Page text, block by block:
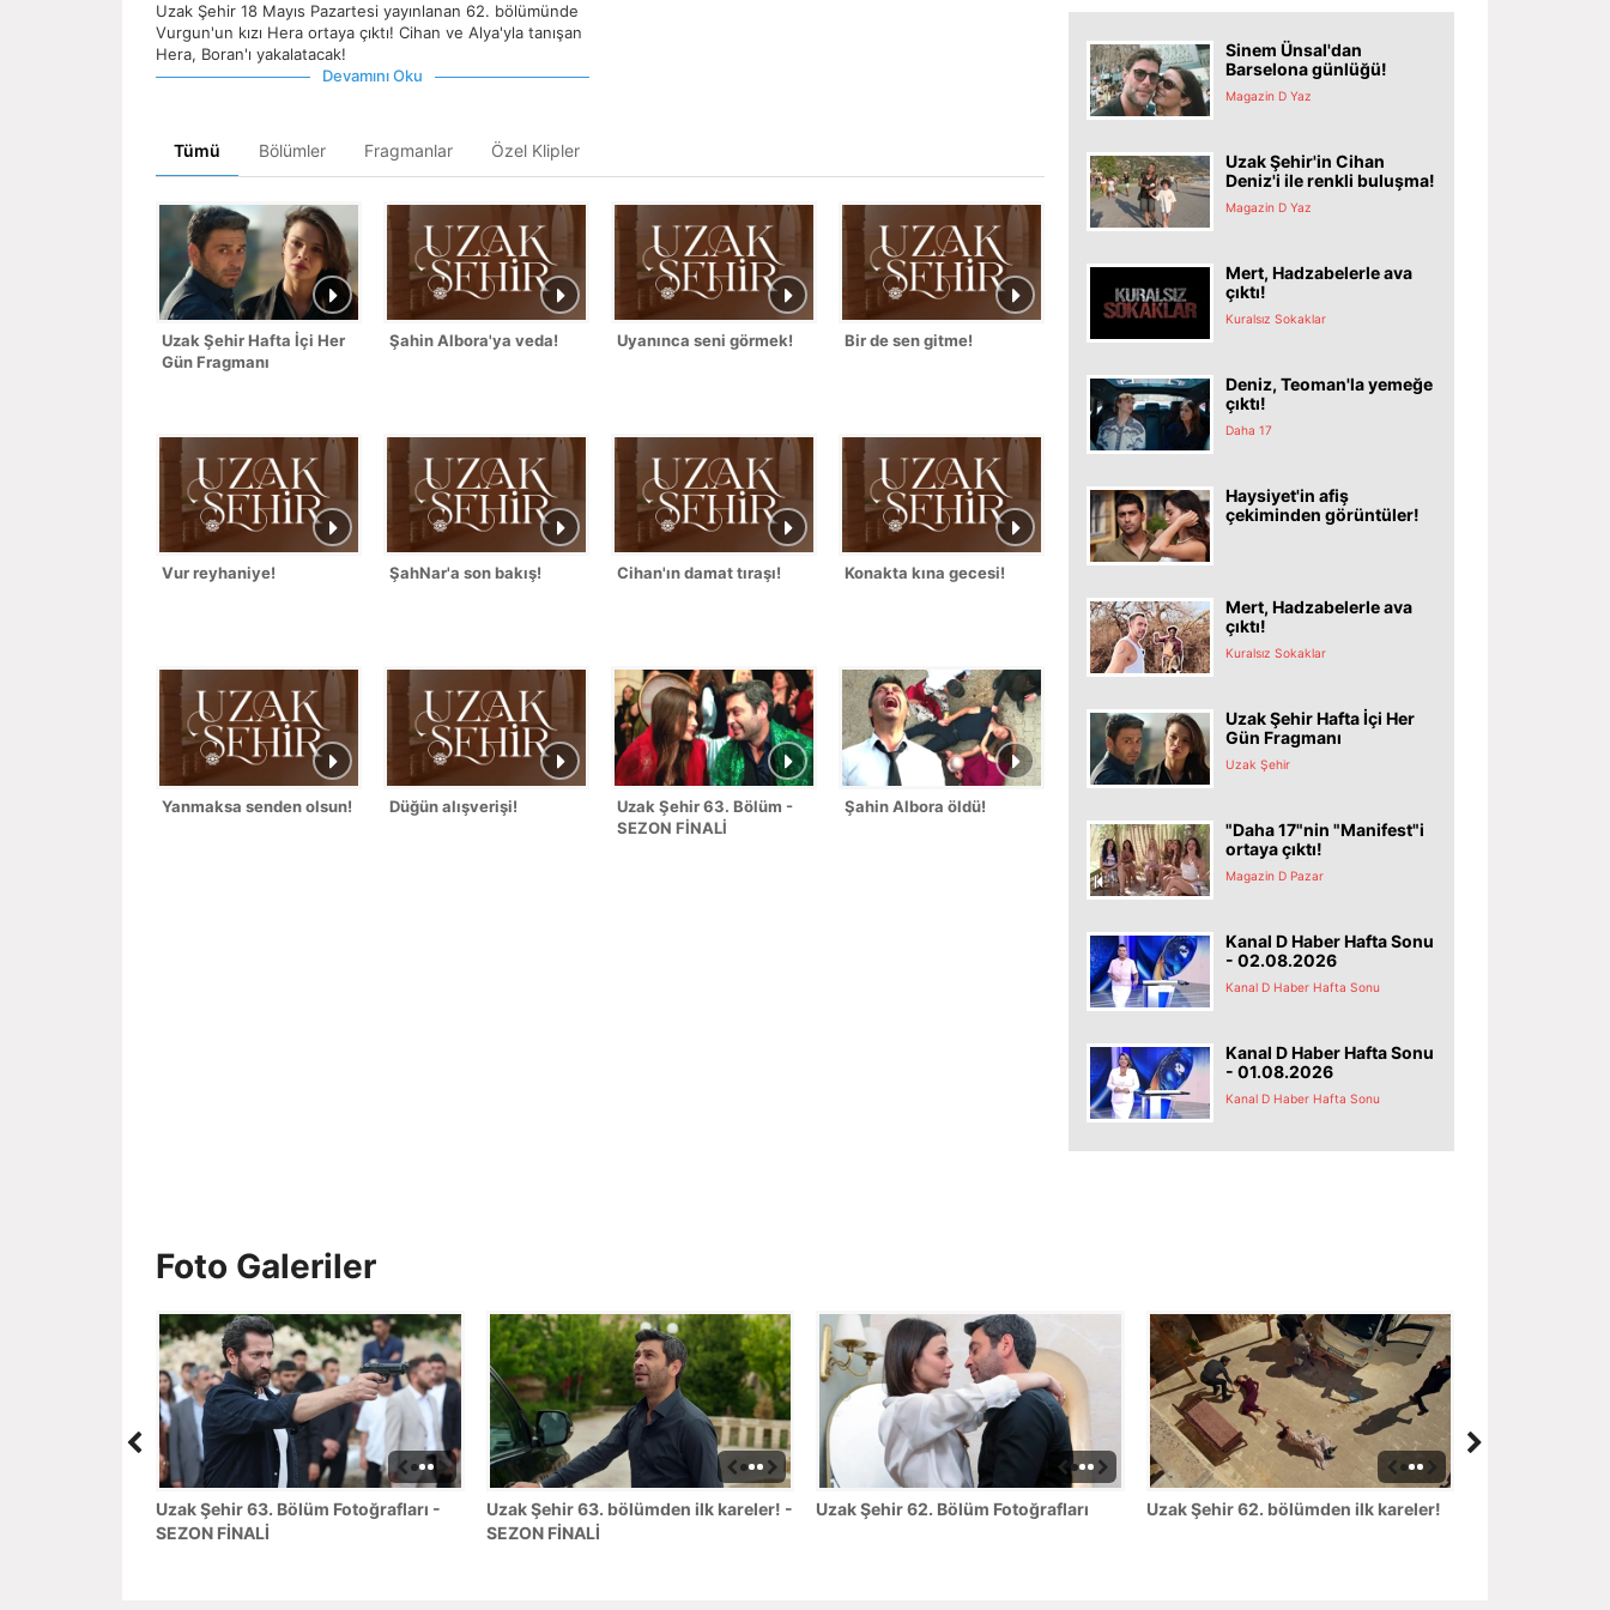
Uzak Şehir 18 Mayıs Pazartesi yayınlanan 62. bölümünde
Vurgun'un kızı Hera ortaya çıktı! Cihan ve Alya'yla tanışan
Hera, Boran'ı yakalatacak!
Devamını Oku
Tümü Bölümler Fragmanlar Özel Klipler
Uzak Şehir Hafta İçi Her
Gün Fragmanı
Şahin Albora'ya veda! Uyanınca seni görmek! Bir de sen gitme!
Vur reyhaniye! ŞahNar'a son bakış! Cihan'ın damat tıraşı! Konakta kına gecesi!
Yanmaksa senden olsun! Düğün alışverişi!
Uzak Şehir 63. Bölüm -
SEZON FİNALİ
Şahin Albora öldü!
Sinem Ünsal'dan
Barselona günlüğü!
Magazin D Yaz
Uzak Şehir'in Cihan
Deniz'i ile renkli buluşma!
Magazin D Yaz
Mert, Hadzabelerle ava
çıktı!
Kuralsız Sokaklar
Deniz, Teoman'la yemeğe
çıktı!
Daha 17
Haysiyet'in afiş
çekiminden görüntüler!
Mert, Hadzabelerle ava
çıktı!
Kuralsız Sokaklar
Uzak Şehir Hafta İçi Her
Gün Fragmanı
Uzak Şehir
"Daha 17"nin "Manifest"i
ortaya çıktı!
Magazin D Pazar
Kanal D Haber Hafta Sonu
- 02.08.2026
Kanal D Haber Hafta Sonu
Kanal D Haber Hafta Sonu
- 01.08.2026
Kanal D Haber Hafta Sonu
Foto Galeriler
Uzak Şehir 63. Bölüm Fotoğrafları -
SEZON FİNALİ
Uzak Şehir 63. bölümden ilk kareler! -
SEZON FİNALİ
Uzak Şehir 62. Bölüm Fotoğrafları Uzak Şehir 62. bölümden ilk kareler!